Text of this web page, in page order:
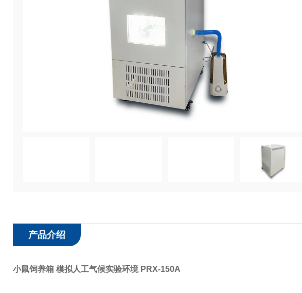
产品介绍
小鼠饲养箱 模拟人工气候实验环境 PRX-150A